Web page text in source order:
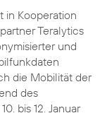
in Kooperation
Teralytics
und
die Mobilität der
des
bis 12. Januar